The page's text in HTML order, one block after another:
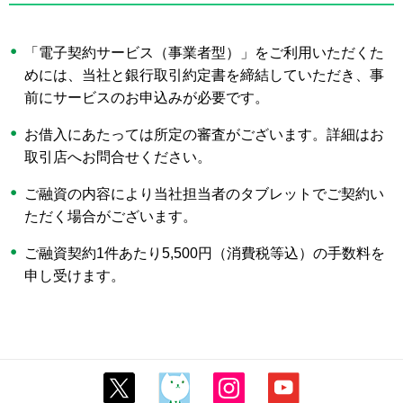
「電子契約サービス（事業者型）」をご利用いただくた
めには、当社と銀行取引約定書を締結していただき、事
前にサービスのお申込みが必要です。
お借入にあたっては所定の審査がございます。詳細はお
取引店へお問合せください。
ご融資の内容により当社担当者のタブレットでご契約い
ただく場合がございます。
ご融資契約1件あたり5,500円（消費税等込）の手数料を
申し受けます。